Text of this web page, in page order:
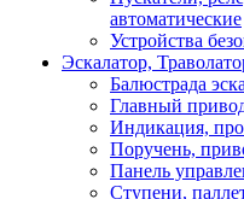
автоматические
Устройства
Эскалатор,
Балюстрада
Главный
Индикация,
Поручень,
Панель
Ступени,